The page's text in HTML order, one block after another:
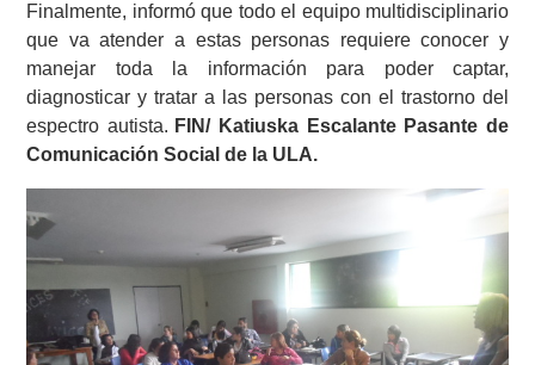
Finalmente, informó que todo el equipo multidisciplinario
que va atender a estas personas requiere conocer y
manejar toda la información para poder captar,
diagnosticar y tratar a las personas con el trastorno del
espectro autista. FIN/ Katiuska Escalante Pasante de
Comunicación Social de la ULA.